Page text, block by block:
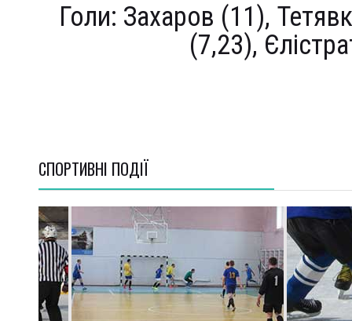
Голи: Захаров (11),
(7,23),
СПОРТИВНI ПОДІЇ